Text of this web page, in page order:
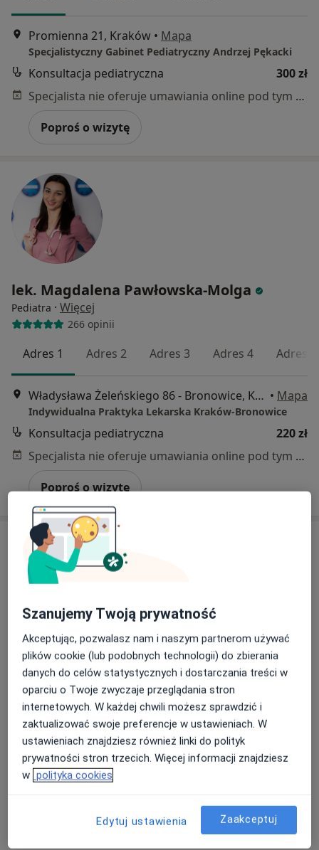
Promienna 21, Kraków • Mapa
Specjalistyczny Gabinet Pediatryczny Andrzej Pękacki
Konsultacja pediatryczna
300 zł
Specjalista nie oferuje umawiania online pod tym adresem.
Poproś o wizytę
lek. Magdalena Pawłowska-Molga
Pediatra · Więcej
266 opinii
Adres 1 Adres 2 Adres 3 Adres 4 Adres 5
Władysława Żeleńskiego 86 - Bronowice, Kraków • Mapa
Indywidualna Praktyka Lekarska Kraków-Bronowice
Konsultacja pediatryczna
220 zł
Specjalista nie oferuje umawiania online pod tym adresem.
Poproś o wizytę
Bezpieczne płatności
lek. Anna Malinowska
Dermatolog, Dermatolog dziecięcy·Więcej
337 opinii
Adres 1 Adres 2 Online
Kordylewskiego 1, Kraków
Konsultacja dermatologiczna
Specjalista nie oferuje umawiania online pod tym adresem.
Szanujemy Twoją prywatność
Akceptując, pozwalasz nam i naszym partnerom używać
plików cookie (lub podobnych technologii) do zbierania
danych do celów statystycznych i dostarczania treści w
oparciu o Twoje zwyczaje przeglądania stron
internetowych. W każdej chwili możesz sprawdzić i
zaktualizować swoje preferencje w ustawieniach. W
ustawieniach znajdziesz również linki do polityk
prywatności stron trzecich. Więcej informacji znajdziesz
w polityka cookies
Edytuj ustawienia Zaakceptuj